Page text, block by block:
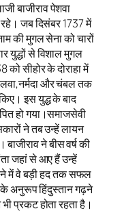
बाजीराव पेशवा
रहे। जब दिसंबर 1737 में
की मुगल सेना को चारों
युद्धों से विशाल मुगल
को सीहोर के दोराहा में
और चंबल तक
इस युद्ध के बाद
हो गया।समाजसेवी
ने तब उन्हें लायन
ने बीस वर्ष की
जहां से आए हैं उन्हें
में वे बड़ी हद तक सफल
के अनुरूप हिंदुस्तान गढ़ने
प्रकट होता रहता है।